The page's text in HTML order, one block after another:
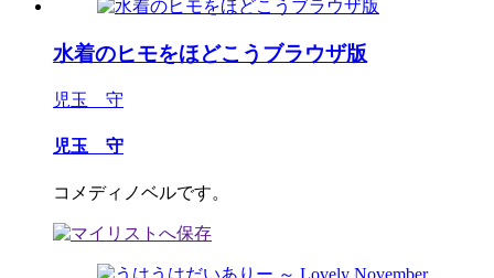
水着のヒモをほどこうブラウザ版
児玉 守
児玉 守
コメディノベルです。